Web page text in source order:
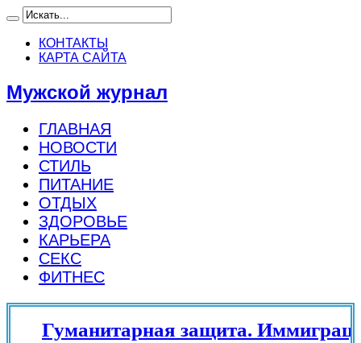
КОНТАКТЫ
КАРТА САЙТА
Мужской журнал
ГЛАВНАЯ
НОВОСТИ
СТИЛЬ
ПИТАНИЕ
ОТДЫХ
ЗДОРОВЬЕ
КАРЬЕРА
СЕКС
ФИТНЕС
Гуманитарная защита.